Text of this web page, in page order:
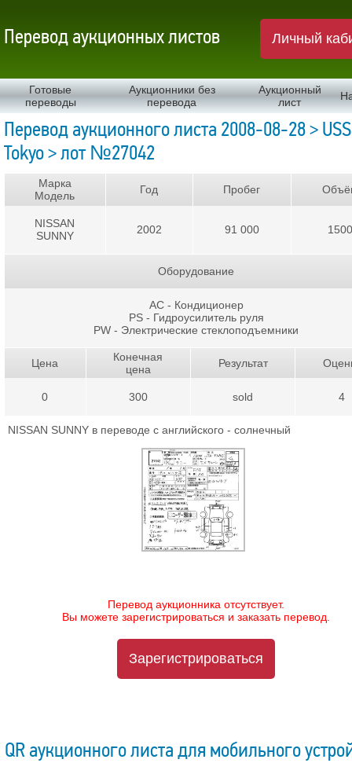
Перевод аукционных листов Личный
Готовые
переводы
Аукционники без
перевода
Аукционный
лист
Перевод аукционного листа 2008-08-28 > USS
Tokyo > лот №27042
Марка
Модель
NISSAN
SUNNY
Год
2002
Пробег
91 000 1500
Оборудование
AC - Кондиционер
PS - Гидроусилитель руля
PW - Электрические стеклоподъемники
Цена
0
Конечная
цена
300
Результат
sold 4
NISSAN SUNNY в переводе с английского - солнечный
Перевод аукционника отсутствует.
Вы можете зарегистрироваться и заказать перевод.
Зарегистрироваться
QR аукционного листа для мобильного